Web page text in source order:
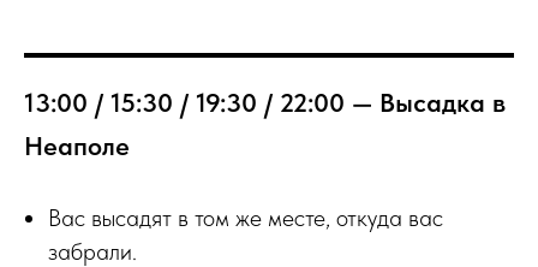
13:00 / 15:30 / 19:30 / 22:00 — Высадка в
Неаполе
Вас высадят в том же месте, откуда вас
забрали.